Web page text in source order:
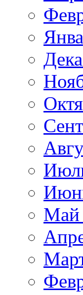
Май